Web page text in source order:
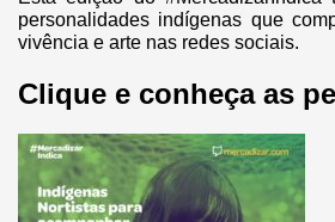
personalidades indígenas que
vivência e arte nas redes sociais.
Clique e conheça as